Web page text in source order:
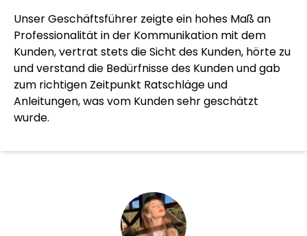
Unser Geschäftsführer zeigte ein hohes Maß an
Professionalität in der Kommunikation mit dem
Kunden, vertrat stets die Sicht des Kunden, hörte zu
und verstand die Bedürfnisse des Kunden und gab
zum richtigen Zeitpunkt Ratschläge und
Anleitungen, was vom Kunden sehr geschätzt
wurde.